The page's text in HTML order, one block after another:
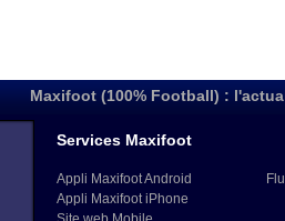
Maxifoot (100% Football) :
Services Maxifoot
Appli Maxifoot Android
Appli Maxifoot iPhone